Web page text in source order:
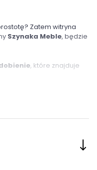
Zatem witryna
Szynaka Meble, będzie
, które znajduje
uwidocznić kilka
, które podkreśli